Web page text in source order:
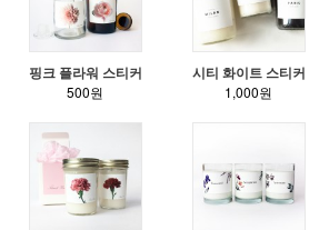
핑크 플라워 스티커
500원
시티 화이트 스티커
1,000원